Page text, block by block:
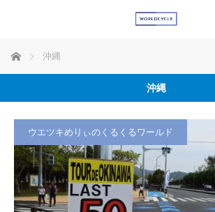
ホーム 沖縄
沖縄
ウエツキめりぃのくるくるワールド